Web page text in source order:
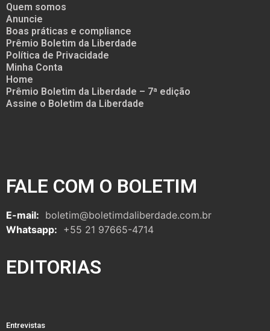
Quem somos
Anuncie
Boas práticas e compliance
Prêmio Boletim da Liberdade
Política de Privacidade
Minha Conta
Home
Prêmio Boletim da Liberdade – 7ª edição
Assine o Boletim da Liberdade
FALE COM O BOLETIM
E-mail: boletim@boletimdaliberdade.com.br
Whatsapp: +55 21 97665-4714
EDITORIAS
Entrevistas